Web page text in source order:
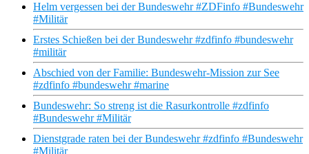
Helm vergessen bei der Bundeswehr #ZDFinfo #Bundeswehr
#Militär
Erstes Schießen bei der Bundeswehr #zdfinfo #bundeswehr
#militär
Abschied von der Familie: Bundeswehr-Mission zur See
#zdfinfo #bundeswehr #marine
Bundeswehr: So streng ist die Rasurkontrolle #zdfinfo
#Bundeswehr #Militär
Dienstgrade raten bei der Bundeswehr #zdfinfo #Bundeswehr
#Militär